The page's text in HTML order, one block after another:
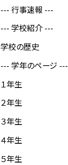
--- 行事速報 ---
--- 学校紹介 ---
学校の歴史
--- 学年のページ ---
１年生
２年生
３年生
４年生
５年生